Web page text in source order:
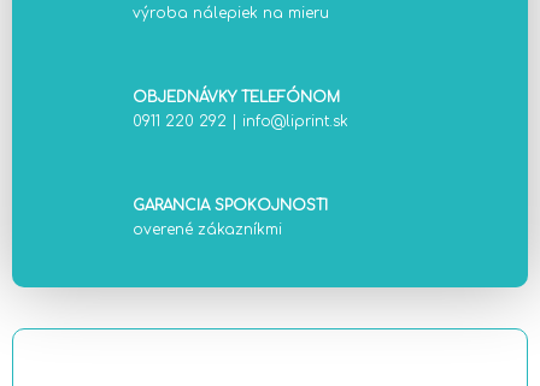
výroba nálepiek na mieru
OBJEDNÁVKY TELEFÓNOM
0911 220 292
info@liprint.sk
GARANCIA SPOKOJNOSTI
overené zákazníkmi